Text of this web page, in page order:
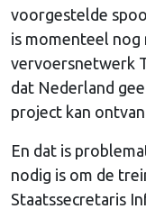
voorgestelde
is momenteel nog
vervoersnetwerk
dat Nederland
project kan
En dat is
nodig is om de
Staatssecretaris